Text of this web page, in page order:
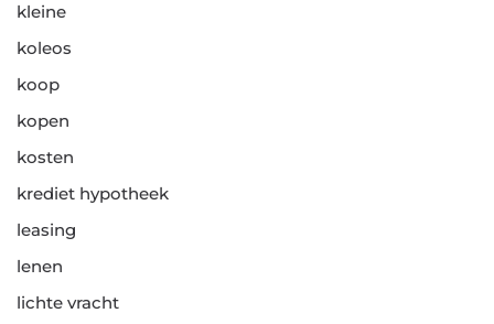
kleine
koleos
koop
kopen
kosten
krediet hypotheek
leasing
lenen
lichte vracht